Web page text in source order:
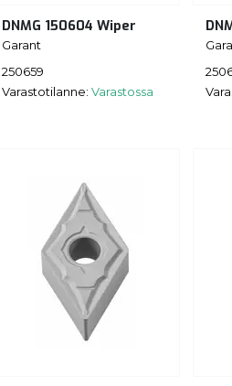
DNMG 150604 Wiper
Garant
250659
Varastotilanne: Varastossa